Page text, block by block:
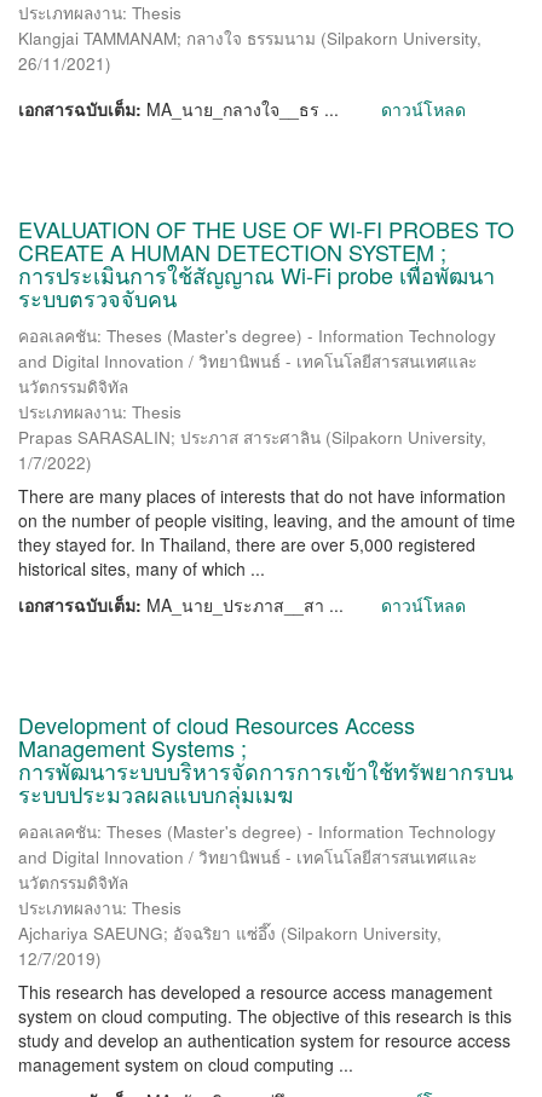
ประเภทผลงาน: Thesis
Klangjai TAMMANAM; กลางใจ ธรรมนาม (Silpakorn University,
26/11/2021)
เอกสารฉบับเต็ม: MA_นาย_กลางใจ__ธร ... ดาวน์โหลด
EVALUATION OF THE USE OF WI-FI PROBES TO
CREATE A HUMAN DETECTION SYSTEM ;
การประเมินการใช้สัญญาณ Wi-Fi probe เพื่อพัฒนา
ระบบตรวจจับคน
คอลเลคชัน: Theses (Master's degree) - Information Technology
and Digital Innovation / วิทยานิพนธ์ - เทคโนโลยีสารสนเทศและ
นวัตกรรมดิจิทัล
ประเภทผลงาน: Thesis
Prapas SARASALIN; ประภาส สาระศาลิน (Silpakorn University,
1/7/2022)
There are many places of interests that do not have information
on the number of people visiting, leaving, and the amount of time
they stayed for. In Thailand, there are over 5,000 registered
historical sites, many of which ...
เอกสารฉบับเต็ม: MA_นาย_ประภาส__สา ... ดาวน์โหลด
Development of cloud Resources Access
Management Systems ;
การพัฒนาระบบบริหารจัดการการเข้าใช้ทรัพยากรบน
ระบบประมวลผลแบบกลุ่มเมฆ
คอลเลคชัน: Theses (Master's degree) - Information Technology
and Digital Innovation / วิทยานิพนธ์ - เทคโนโลยีสารสนเทศและ
นวัตกรรมดิจิทัล
ประเภทผลงาน: Thesis
Ajchariya SAEUNG; อัจฉริยา แซ่อึ๊ง (Silpakorn University,
12/7/2019)
This research has developed a resource access management
system on cloud computing. The objective of this research is this
study and develop an authentication system for resource access
management system on cloud computing ...